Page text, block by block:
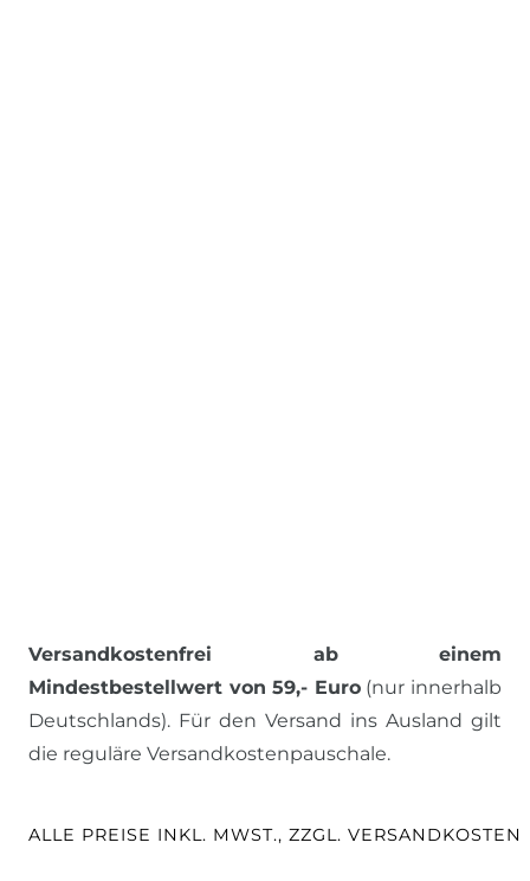
Versandkostenfrei ab einem
Mindestbestellwert von 59,- Euro(nur innerhalb
Deutschlands). Für den Versand ins Ausland gilt
die reguläre Versandkostenpauschale.
ALLE PREISE INKL. MWST., ZZGL. VERSANDKOSTEN